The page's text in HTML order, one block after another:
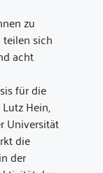
zu
sich
acht
für die
Hein,
Universität
die
der